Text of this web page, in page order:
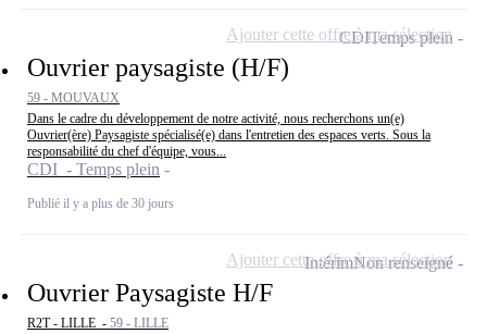
Ouvrier paysagiste (H/F)
59 - MOUVAUX
Dans le cadre du développement de notre activité, nous recherchons un(e)
Ouvrier(ère) Paysagiste spécialisé(e) dans l'entretien des espaces verts. Sous la
responsabilité du chef d'équipe, vous...
CDI - Temps plein
Publié il y a plus de 30 jours
CDITemps plein
Ajouter cette offre à ma sélection
Ouvrier Paysagiste H/F
R2T - LILLE - 59 - LILLE
IntérimNon renseigné
Ajouter cette offre à ma sélection